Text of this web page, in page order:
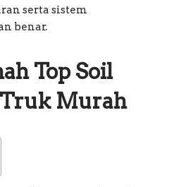
serta sistem
benar.
Top Soil
Truk Murah